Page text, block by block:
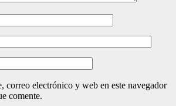
correo electrónico y web en este navegador
comente.